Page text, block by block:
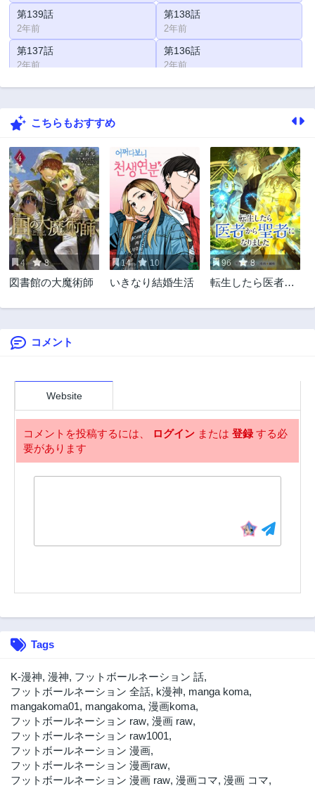
第139話
2年前
第138話
2年前
第137話
2年前
第136話
2年前
第135話 第134話
第133話
第131話
2年前
第130話
2年前
第129話
2年前
第128話
2年前
第127話
2年前
第126話
2年前
第125話
2年前
第124話
2年前
第123話 第122話
第121話
第119話
2年前 2年前
第115話
こちらもおすすめ
4 8
図書館の大魔術師
14 10
いきなり結婚生活
96 8
転生したら医者か
た
コメント
Website
コメントを投稿するには、 ログイン または 登録する必
要があります
Tags
K-漫神, 漫神, フットボールネーション 話,
フットボールネーション 全話, k漫神, manga koma,
mangakoma01, mangakoma, 漫画koma,
フットボールネーション raw, 漫画 raw,
フットボールネーション raw1001,
フットボールネーション 漫画,
フットボールネーション 漫画raw,
フットボールネーション 漫画 raw, 漫画コマ, 漫画 コマ,